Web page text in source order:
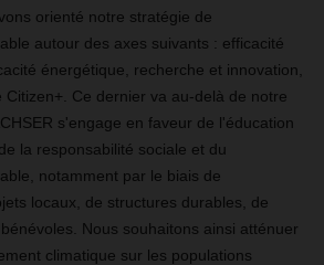
orienté notre stratégie de
autour des axes suivants : efficacité
énergétique, recherche et innovation,
Citizen+. Ce dernier va au-delà de notre
s'engage en faveur de l'éducation
la responsabilité sociale et du
notamment par le biais de
locaux, de structures durables, de
Nous souhaitons ainsi atténuer
climatique sur les populations